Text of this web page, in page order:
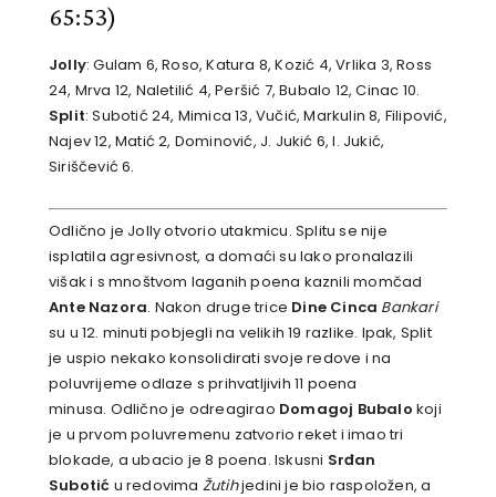
65:53)
Jolly: Gulam 6, Roso, Katura 8, Kozić 4, Vrlika 3, Ross
24, Mrva 12, Naletilić 4, Peršić 7, Bubalo 12, Cinac 10.
Split: Subotić 24, Mimica 13, Vučić, Markulin 8, Filipović,
Najev 12, Matić 2, Dominović, J. Jukić 6, I. Jukić,
Siriščević 6.
Odlično je Jolly otvorio utakmicu. Splitu se nije
isplatila agresivnost, a domaći su lako pronalazili
višak i s mnoštvom laganih poena kaznili momčad
Ante Nazora. Nakon druge trice Dine Cinca Bankari
su u 12. minuti pobjegli na velikih 19 razlike. Ipak, Split
je uspio nekako konsolidirati svoje redove i na
poluvrijeme odlaze s prihvatljivih 11 poena
minusa. Odlično je odreagirao Domagoj Bubalo koji
je u prvom poluvremenu zatvorio reket i imao tri
blokade, a ubacio je 8 poena. Iskusni Srđan
Subotić u redovima Žutihjedini je bio raspoložen, a